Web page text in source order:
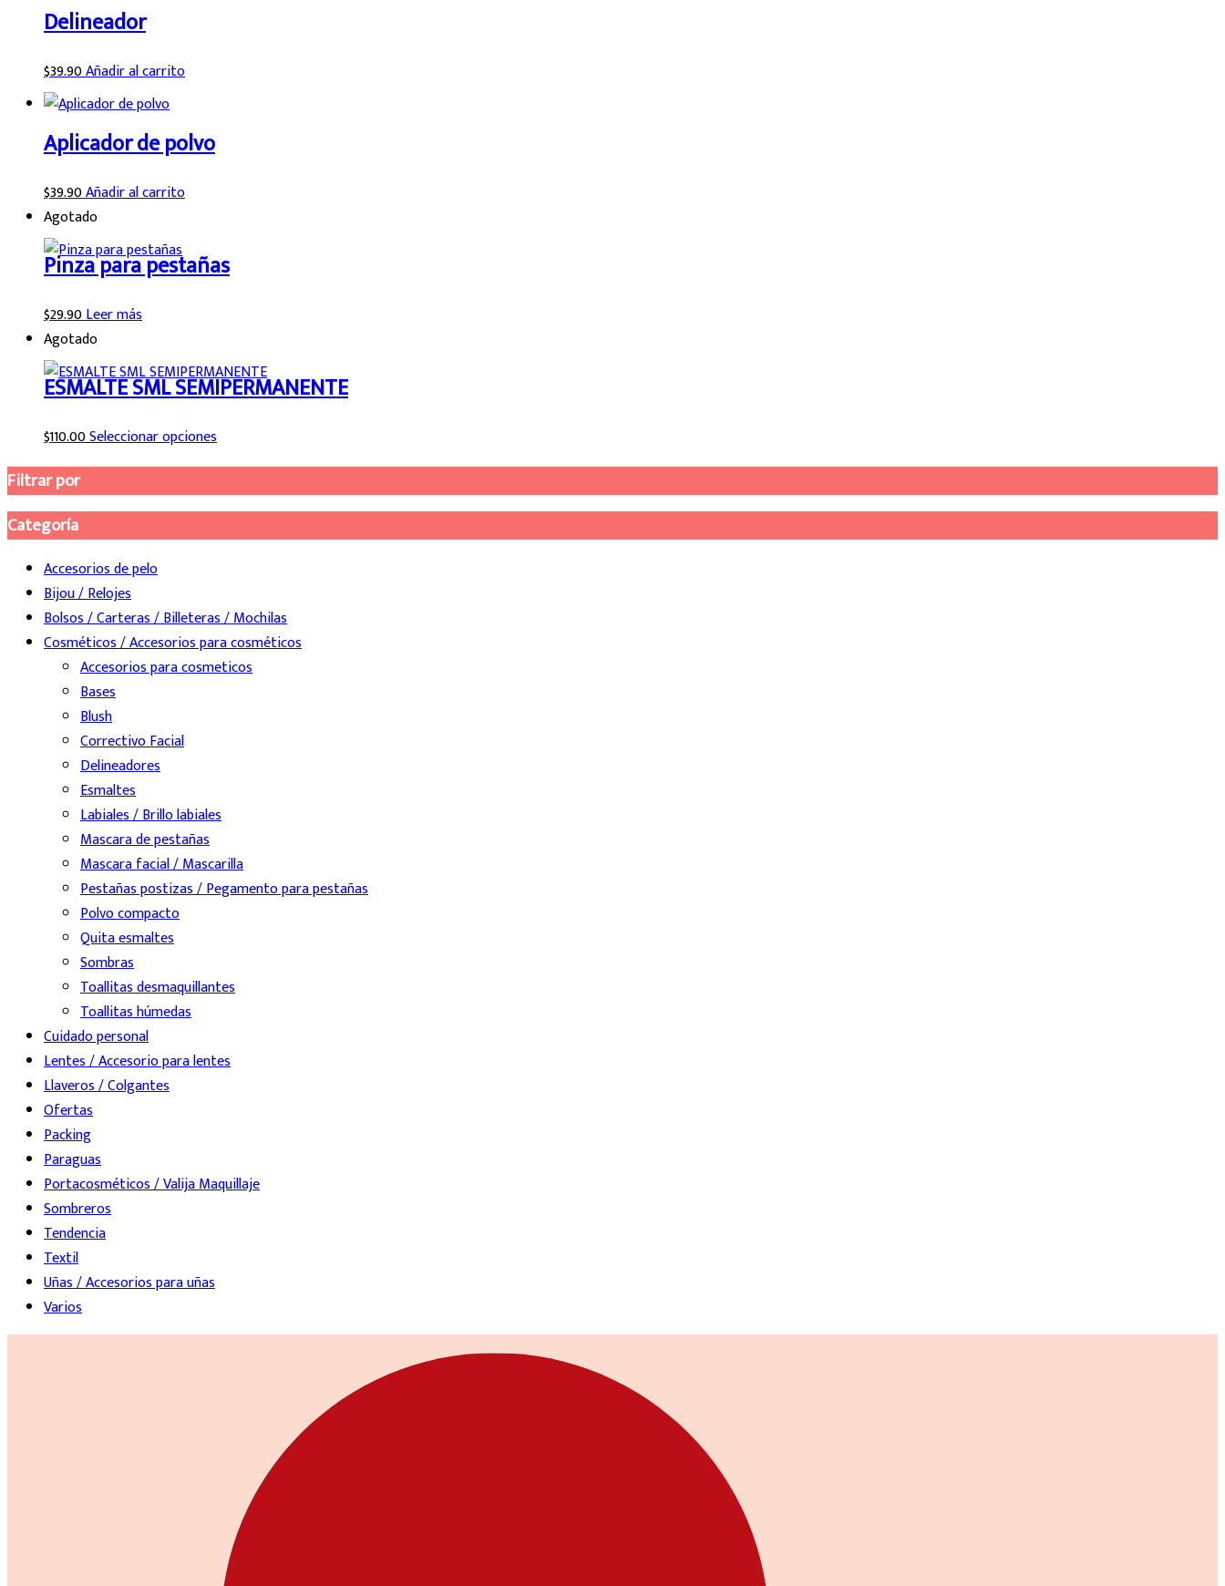
Delineador
$39.90Añadir al carrito
Aplicador de polvo
$39.90Añadir al carrito
Agotado
Pinza para pestañas
$29.90Leer más
Agotado
ESMALTE SML SEMIPERMANENTE
$110.00Seleccionar opcionesEste
producto
múltiples
variantes.
se
pueden
elegir
en
Filtrar por
Categoría
Accesorios de pelo
Bijou / Relojes
Bolsos / Carteras / Billeteras / Mochilas
Cosméticos / Accesorios para cosméticos
Accesorios para cosmeticos
Bases
Blush
Correctivo Facial
Delineadores
Esmaltes
Labiales / Brillo labiales
Mascara de pestañas
Mascara facial / Mascarilla
Pestañas postizas / Pegamento para pestañas
Polvo compacto
Quita esmaltes
Sombras
Toallitas desmaquillantes
Toallitas húmedas
Cuidado personal
Lentes / Accesorio para lentes
Llaveros / Colgantes
Ofertas
Packing
Paraguas
Portacosméticos / Valija Maquillaje
Sombreros
Tendencia
Textil
Uñas / Accesorios para uñas
Varios